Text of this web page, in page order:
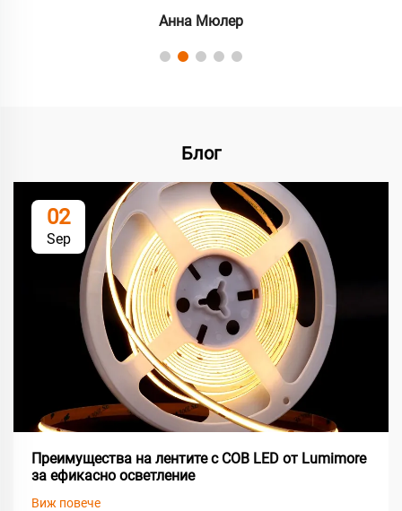
Анна Мюлер
Блог
02
Sep
Преимущества на лентите с COB LED от Lumimore
за ефикасно осветление
Виж повече